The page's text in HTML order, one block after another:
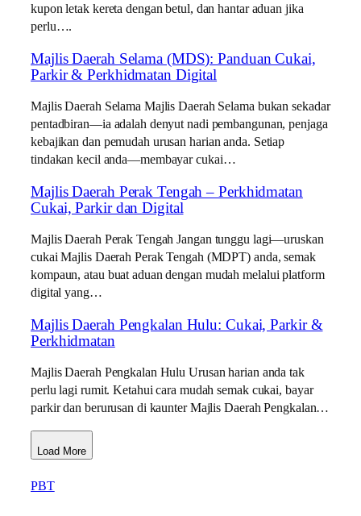
kupon letak kereta dengan betul, dan hantar aduan jika
perlu….
Majlis Daerah Selama (MDS): Panduan Cukai,
Parkir & Perkhidmatan Digital
Majlis Daerah Selama Majlis Daerah Selama bukan sekadar
pentadbiran—ia adalah denyut nadi pembangunan, penjaga
kebajikan dan pemudah urusan harian anda. Setiap
tindakan kecil anda—membayar cukai…
Majlis Daerah Perak Tengah – Perkhidmatan
Cukai, Parkir dan Digital
Majlis Daerah Perak Tengah Jangan tunggu lagi—uruskan
cukai Majlis Daerah Perak Tengah (MDPT) anda, semak
kompaun, atau buat aduan dengan mudah melalui platform
digital yang…
Majlis Daerah Pengkalan Hulu: Cukai, Parkir &
Perkhidmatan
Majlis Daerah Pengkalan Hulu Urusan harian anda tak
perlu lagi rumit. Ketahui cara mudah semak cukai, bayar
parkir dan berurusan di kaunter Majlis Daerah Pengkalan…
Load More
PBT